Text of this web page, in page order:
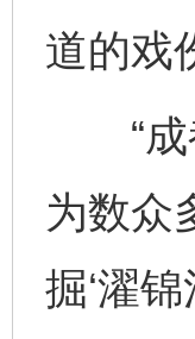
道的戏
“成
为数众
掘‘濯